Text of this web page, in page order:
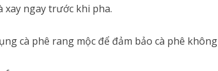
xay ngay trước khi pha.
cà phê rang mộc để đảm bảo cà phê